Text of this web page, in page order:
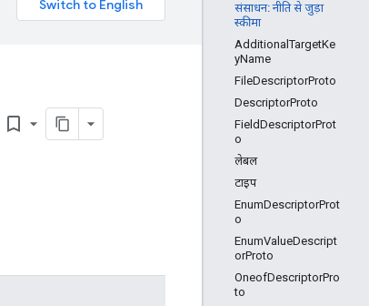
संसाधन: नीति से जुड़ा
स्कीमा
AdditionalTargetKe
yName
FileDescriptorProto
DescriptorProto
FieldDescriptorProt
o
लेबल
टाइप
EnumDescriptorProt
o
EnumValueDescript
orProto
OneofDescriptorPro
to
bookmark_border